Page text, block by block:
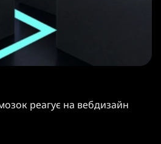
реагує на вебдизайн